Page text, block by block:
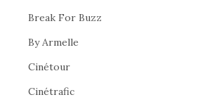
Break For Buzz
By Armelle
Cinétour
Cinétrafic